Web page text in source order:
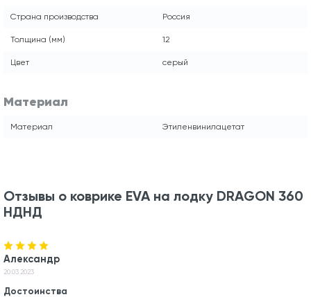
Страна производства Россия
Толщина (мм) 12
Цвет серый
Материал
Материал Этиленвинилацетат
Отзывы о коврике EVA на лодку DRAGON 360
НДНД
Александр
20.03.2023
Достоинства